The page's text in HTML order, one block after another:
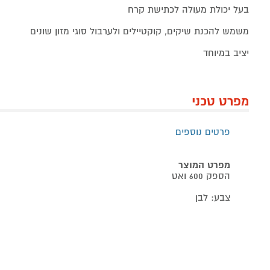
בעל יכולת מעולה לכתישת קרח
משמש להכנת שיקים, קוקטיילים ולערבול סוגי מזון שונים
יציב במיוחד
מפרט טכני
פרטים נוספים
מפרט המוצר
הספק 600 ואט
צבע: לבן